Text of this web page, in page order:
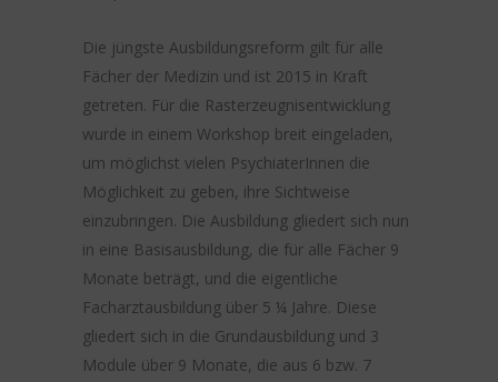
Die jüngste Ausbildungsreform gilt für alle
Fächer der Medizin und ist 2015 in Kraft
getreten. Für die Rasterzeugnisentwicklung
wurde in einem Workshop breit eingeladen,
um möglichst vielen PsychiaterInnen die
Möglichkeit zu geben, ihre Sichtweise
einzubringen. Die Ausbildung gliedert sich nun
in eine Basisausbildung, die für alle Fächer 9
Monate beträgt, und die eigentliche
Facharztausbildung über 5 ¼ Jahre. Diese
gliedert sich in die Grundausbildung und 3
Module über 9 Monate, die aus 6 bzw. 7